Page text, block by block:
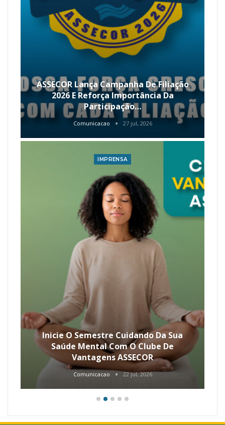
ASSECOR Lança Campanha De Filiação
2026 E Reforça Importância Da
Participação…
Comunicacao 27 jul, 2026
IMPRENSA
Inicie O Semestre Cuidando Da Sua
Saúde Mental Com O Clube De
Vantagens ASSECOR
Comunicacao 22 jul, 2026